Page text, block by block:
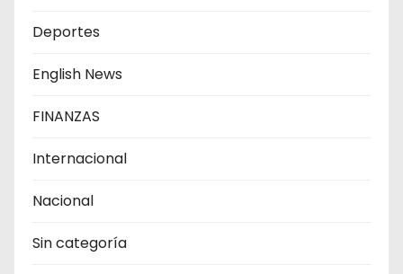
Deportes
English News
FINANZAS
Internacional
Nacional
Sin categoría